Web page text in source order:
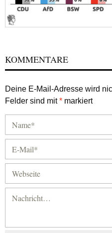
KOMMENTARE
Deine E-Mail-Adresse wird
Felder sind mit* markiert